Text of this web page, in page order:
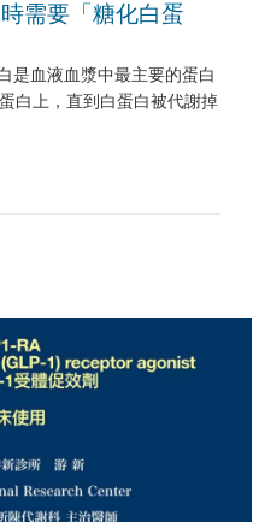
需要「糖化白蛋
是血液血漿中最主要的蛋白
白上，直到白蛋白被代謝掉